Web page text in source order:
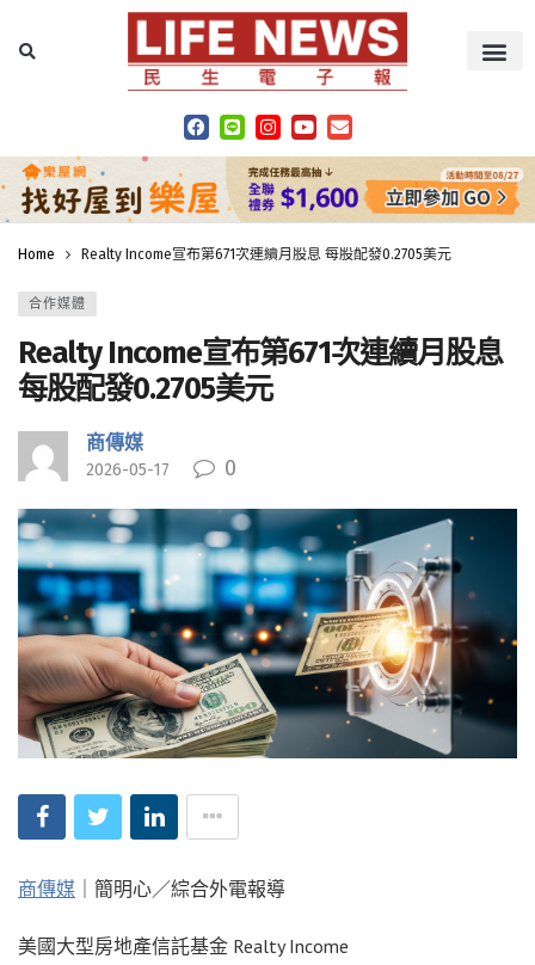
Home Realty Income宣布第671次連續月股息 每股配發0.2705美元
合作媒體
Realty Income宣布第671次連續月股息
每股配發0.2705美元
商傳媒
2026-05-17 0
商傳媒 ｜簡明心／綜合外電報導
美國大型房地產信託基金 Realty Income